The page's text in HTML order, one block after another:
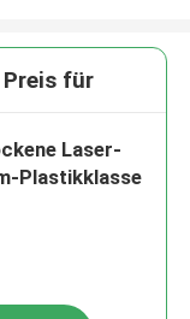
für
Laser-
Plastikklasse